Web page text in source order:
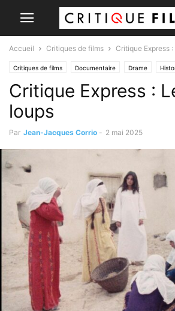
Accueil Critiques de films Critique Express
Critiques de films Documentaire Drame
Critique Express :
loups
Par Jean-Jacques Corrio - 2 mai 2025